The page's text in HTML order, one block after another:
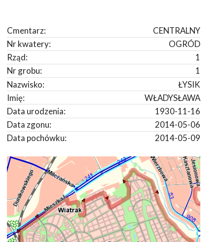
CENTRALNY
Cmentarz:
OGRÓD
Nr kwatery:
1
Rząd:
1
Nr grobu:
ŁYSIK
Nazwisko:
WŁADYSŁAWA
Imię:
1930-11-16
Data urodzenia:
2014-05-06
Data zgonu:
2014-05-09
Data pochówku: